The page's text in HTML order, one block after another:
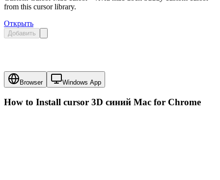
from this cursor library.
Открыть
Добавить
Browser Windows App
How to Install cursor 3D синий Mac for Chrome